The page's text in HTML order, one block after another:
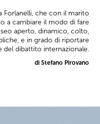
Forlanelli, che con il marito
a cambiare il modo di fare
aperto, dinamico, colto,
e in grado di riportare
del dibattito internazionale.
di Stefano Pirovano